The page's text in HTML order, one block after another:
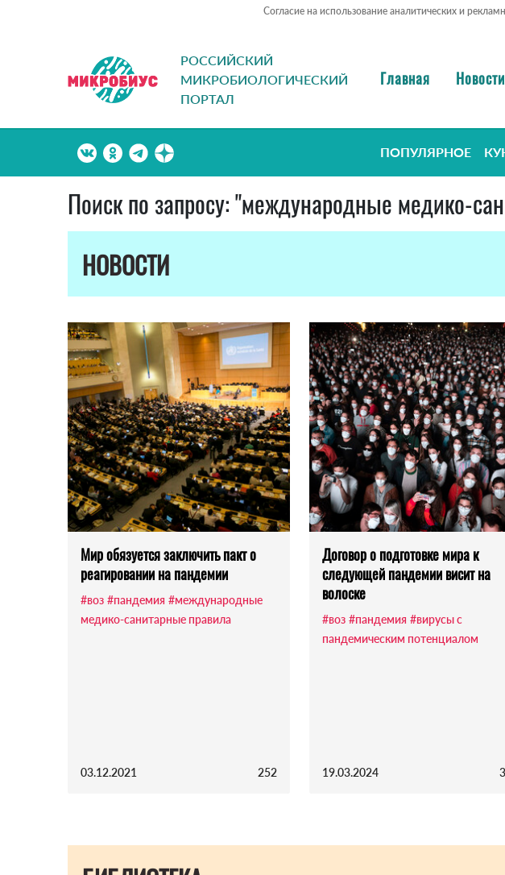
Согласие на использование аналитических и
РОССИЙСКИЙ
МИКРОБИОЛОГИЧЕСКИЙ
ПОРТАЛ
Главная Новости
ПОПУЛЯРНОЕ
Поиск по запросу: "международные медико-
НОВОСТИ
Мир обязуется заключить пакт о
реагировании на пандемии
#воз #пандемия #международные
медико-санитарные правила
03.12.2021 252
Договор о подготовке мира к
следующей пандемии висит на
волоске
#воз #пандемия #вирусы с
пандемическим потенциалом
19.03.2024